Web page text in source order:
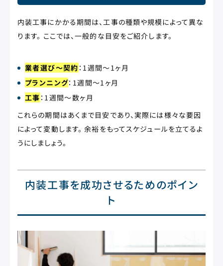
内装工事にかかる期間は、工事の種類や規模によって異な
ります。 ここでは、一般的な目安をご紹介します。
業者選び～契約 ：1週間～1ヶ月
プランニング：1週間～1ヶ月
工事 ：1週間～数ヶ月
これらの期間はあくまで目安であり、実際には様々な要因
によって変動します。 余裕をもってスケジュールを立てるよ
うにしましょう。
内装工事を成功させるためのポイン
ト